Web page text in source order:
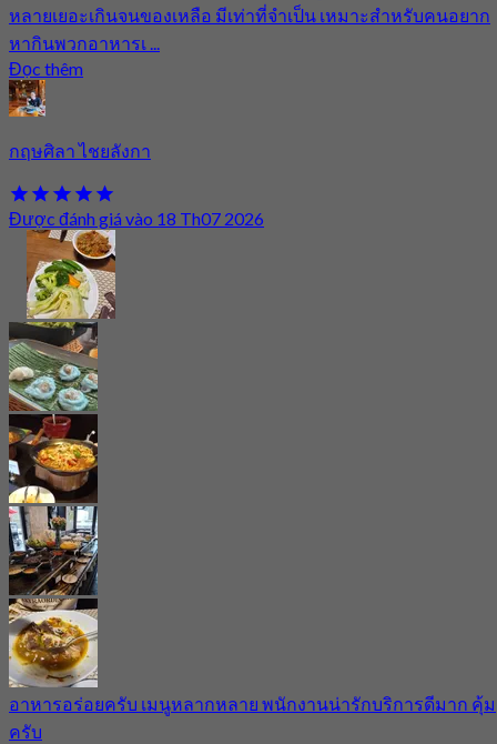
หลายเยอะเกินจนของเหลือ มีเท่าที่จำเป็น เหมาะสำหรับคนอยาก
หากินพวกอาหารเ ...
Đọc thêm
กฤษศิลา ไชยลังกา
Được đánh giá vào 18 Th07 2026
อาหารอร่อยครับ เมนูหลากหลาย พนักงานน่ารักบริการดีมาก คุ้ม
ครับ